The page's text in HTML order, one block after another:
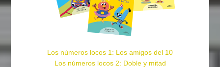
Los números locos 1: Los amigos del 10
Los números locos 2: Doble y mitad